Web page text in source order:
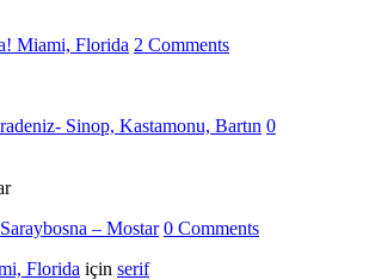
Miami, Florida 2 Comments
Sinop, Kastamonu, Bartın 0
– Mostar 0 Comments
Florida için serif